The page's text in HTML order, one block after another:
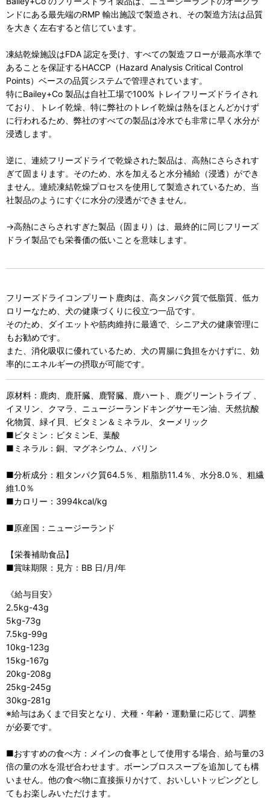
ンドにある最先端のRMP 輸出施設で製造され、その製造方法は品質
を大きく左右すると信じています。
凍結乾燥施設はFDA 認定を受け、すべての製造フローが最高水準で
あることを保証するHACCP（Hazard Analysis Critical Control
Points）ベースの品質システムで管理されています。
特にBailey+Co 製品は自社工場で100% トレイフリーズドライされ
ており、トレイ乾燥、特に弊社のトレイ乾燥は熱をほとんどかけず
に行われるため、弊社のすべての製品は冷水でも非常に早く水分が
浸透します。
逆に、連続フリーズドライで乾燥された製品は、高熱にさらされす
ぎて固まります。そのため、水を加えると水分補給（浸透）ができ
ません。連続凍結乾燥プロセスを使用して製造されているため、当
社製品のようにすぐに水分の浸透ができません。
→高熱にさらされすぎた製品（固まり）は、最終的に同じフリーズ
ドライ製品でも栄養価の低いことを意味します。
フリーズドライコンプリート鹿肉は、高タンパク質で低脂質、低カ
ロリーなため、犬の健康づくりに役立つ一品です。
そのため、ダイエットや筋肉維持に最適で、シニア犬の健康管理に
もお勧めです。
また、消化吸収に優れているため、犬の胃腸に負担をかけずに、効
率的にエネルギーの摂取が可能です。
原材料：鹿肉、鹿肝臓、鹿腎臓、鹿ハート、鹿グリーントライプ 、
イヌリン、クマラ、ニュージーランドキングサーモン油、天然抗酸
化物質、緑イ貝、ビタミン＆ミネラル、ターメリック
■ビタミン：ビタミンE、葉酸
■ミネラル：銅、マグネシウム、バリン
■分析成分：粗タンパク質64.5％、粗脂肪11.4％、水分8.0％、粗繊
維1.0％
■カロリー：3994kcal/kg
■原産国：ニュージーランド
【栄養補助食品】
■賞味期限：見方：BB 日/月/年
《給与目安》
2.5kg-43g
5kg-73g
7.5kg-99g
10kg-123g
15kg-167g
20kg-208g
25kg-245g
30kg-281g
※給与はあくまで目安となり、犬種・年齢・運動量に応じて、調整
が必要です。
■おすすめの食べ方：メインの食事として使用する場合、給与量の3
倍の量の水を混ぜ合わせます。ボーンブロススープを追加しても構
いません。他の食べ物に直接振りかけて、おいしいトッピングとし
てもお楽しみいただけます。